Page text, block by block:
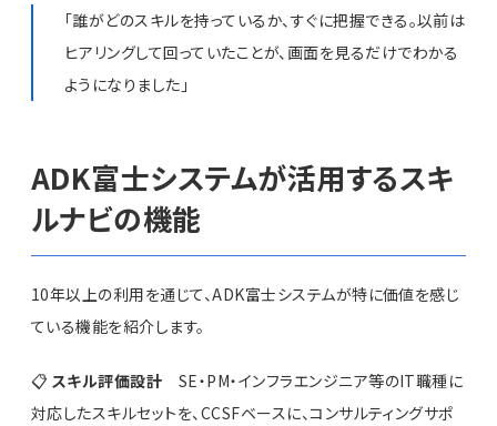
「誰がどのスキルを持っているか、すぐに把握できる。以前は
ヒアリングして回っていたことが、画面を見るだけでわかる
ようになりました」
ADK富士システムが活用するスキ
ルナビの機能
10年以上の利用を通じて、ADK富士システムが特に価値を感じ
ている機能を紹介します。
📋 スキル評価設計 SE・PM・インフラエンジニア等のIT職種に
対応したスキルセットを、CCSFベースに、コンサルティングサポ